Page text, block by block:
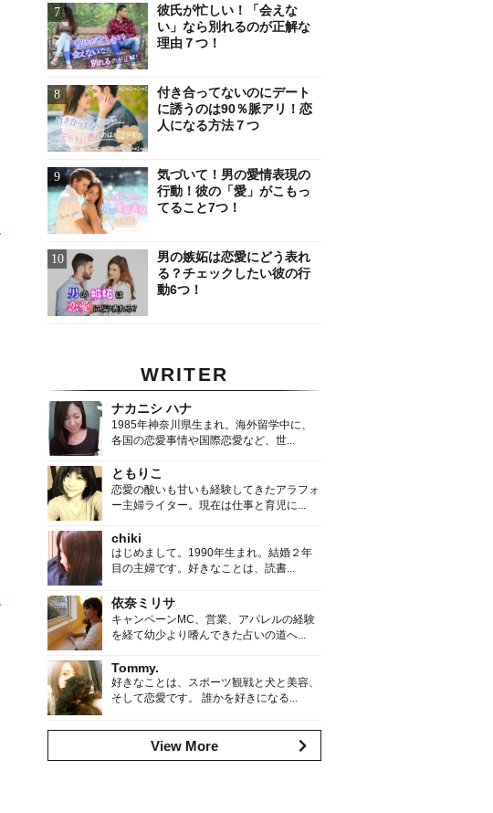
彼氏が忙しい！「会えな
い」なら別れるのが正解な
理由７つ！
付き合ってないのにデート
に誘うのは90％脈アリ！恋
人になる方法７つ
気づいて！男の愛情表現の
行動！彼の「愛」がこもっ
てること7つ！
男の嫉妬は恋愛にどう表れ
る？チェックしたい彼の行
動6つ！
WRITER
ナカニシ ハナ
1985年神奈川県生まれ。海外留学中に、
各国の恋愛事情や国際恋愛など、世...
ともりこ
恋愛の酸いも甘いも経験してきたアラフォ
ー主婦ライター。現在は仕事と育児に...
chiki
はじめまして。1990年生まれ。結婚２年
目の主婦です。好きなことは、読書...
依奈ミリサ
キャンペーンMC、営業、アパレルの経験
を経て幼少より嗜んできた占いの道へ...
Tommy.
好きなことは、スポーツ観戦と犬と美容、
そして恋愛です。 誰かを好きになる...
View More